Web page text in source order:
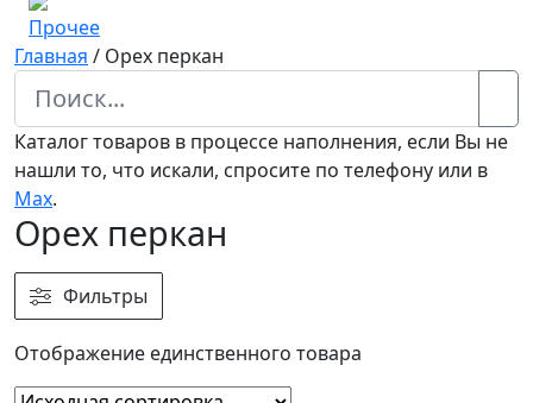
Прочее
Главная / Орех перкан
Каталог товаров в процессе наполнения, если Вы не
нашли то, что искали, спросите по телефону или в
Мах.
Орех перкан
Фильтры
Отображение единственного товара